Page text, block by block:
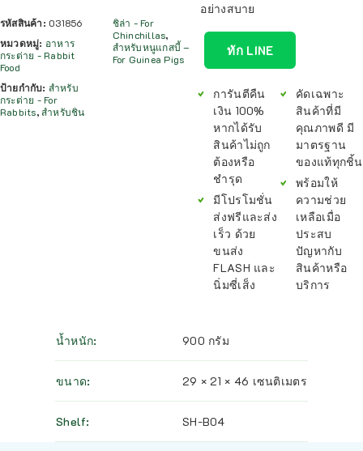
รหัสสินค้า: 031856
หมวดหมู่: อาหาร
กระต่าย - Rabbit
Food
ป้ายกำกับ: สำหรับ
กระต่าย - For
Rabbits,สำหรับชิน
ชิล่า - For
Chinchillas,
สำหรับหนูแกสบี้ –
For Guinea Pigs
อย่างสบาย
ทัก LINE
การันตีคืน
เงิน 100%
หากได้รับ
สินค้าไม่ถูก
ต้องหรือ
ชำรุด
มีโปรโมชั่น
ส่งฟรีและส่ง
เร็ว ด้วย
ขนส่ง
FLASH และ
นิ่มซี่เส็ง
คัดเฉพาะ
สินค้าที่มี
คุณภาพดี มี
มาตรฐาน
ของแท้ทุกชิ้น
พร้อมให้
ความช่วย
เหลือเมื่อ
ประสบ
ปัญหากับ
สินค้าหรือ
บริการ
น้ำหนัก 900 กรัม
ขนาด 29 × 21 × 46 เซนติเมตร
Shelf SH-B04